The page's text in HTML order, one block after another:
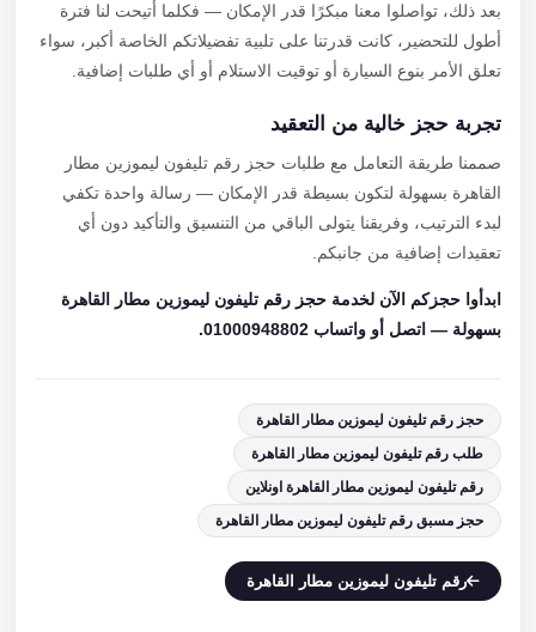
بعد ذلك، تواصلوا معنا مبكرًا قدر الإمكان — فكلما أتيحت لنا فترة
أطول للتحضير، كانت قدرتنا على تلبية تفضيلاتكم الخاصة أكبر، سواء
تعلق الأمر بنوع السيارة أو توقيت الاستلام أو أي طلبات إضافية.
تجربة حجز خالية من التعقيد
صممنا طريقة التعامل مع طلبات حجز رقم تليفون ليموزين مطار
القاهرة بسهولة لتكون بسيطة قدر الإمكان — رسالة واحدة تكفي
لبدء الترتيب، وفريقنا يتولى الباقي من التنسيق والتأكيد دون أي
تعقيدات إضافية من جانبكم.
ابدأوا حجزكم الآن لخدمة حجز رقم تليفون ليموزين مطار القاهرة
بسهولة — اتصل أو واتساب 01000948802.
حجز رقم تليفون ليموزين مطار القاهرة
طلب رقم تليفون ليموزين مطار القاهرة
رقم تليفون ليموزين مطار القاهرة اونلاين
حجز مسبق رقم تليفون ليموزين مطار القاهرة
رقم تليفون ليموزين مطار القاهرة